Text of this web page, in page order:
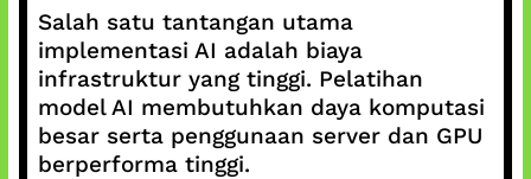
Salah satu tantangan utama
implementasi AI adalah biaya
infrastruktur yang tinggi. Pelatihan
model AI membutuhkan daya komputasi
besar serta penggunaan server dan GPU
berperforma tinggi.